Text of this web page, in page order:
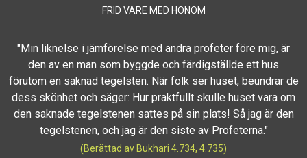
FRID VARE MED HONOM
"Min liknelse i jämförelse med andra profeter före mig, är
den av en man som byggde och färdigställde ett hus
förutom en saknad tegelsten. När folk ser huset, beundrar de
dess skönhet och säger: Hur praktfullt skulle huset vara om
den saknade tegelstenen sattes på sin plats! Så jag är den
tegelstenen, och jag är den siste av Profeterna."
(Berättad av Bukhari 4.734, 4.735)